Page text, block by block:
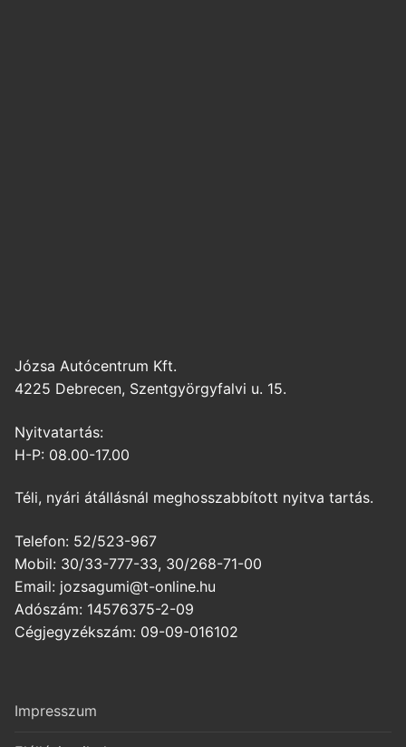
Józsa Autócentrum Kft.
4225 Debrecen, Szentgyörgyfalvi u. 15.
Nyitvatartás:
H-P: 08.00-17.00
Téli, nyári átállásnál meghosszabbított nyitva tartás.
Telefon: 52/523-967
Mobil: 30/33-777-33, 30/268-71-00
Email: jozsagumi@t-online.hu
Adószám: 14576375-2-09
Cégjegyzékszám: 09-09-016102
Impresszum